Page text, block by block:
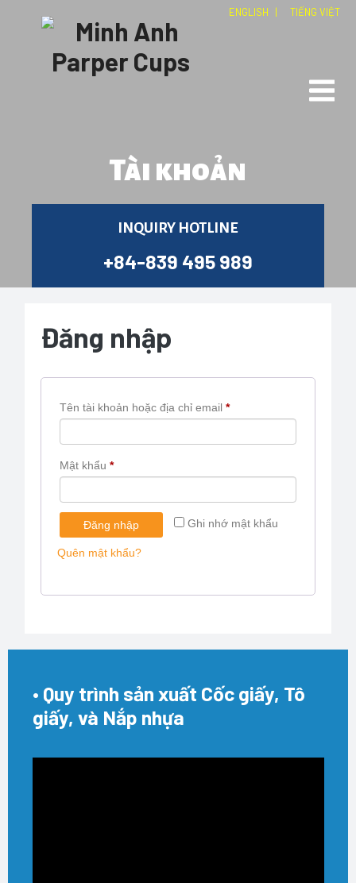
ENGLISH | TIẾNG VIỆT
Tài khoản
INQUIRY HOTLINE
+84-839 495 989
Đăng nhập
Tên tài khoản hoặc địa chỉ email*
Mật khẩu*
Ghi nhớ mật khẩu
Đăng nhập
Quên mật khẩu?
• Quy trình sản xuất Cốc giấy, Tô
giấy, và Nắp nhựa